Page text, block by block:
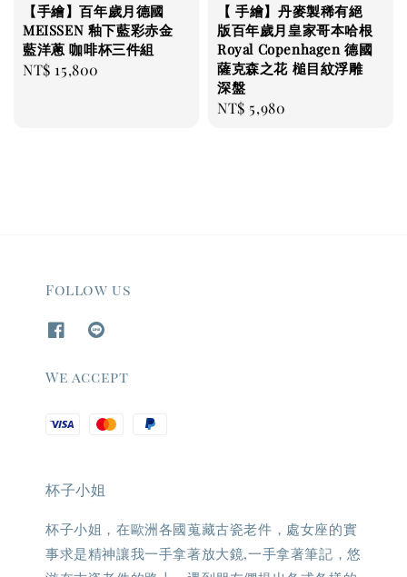
【手繪】百年歲月德國
MEISSEN 釉下藍彩赤金
藍洋蔥 咖啡杯三件組
Regular
NT$ 15,800
【 手繪】丹麥製稀有絕
版百年歲月皇家哥本哈根
Royal Copenhagen 德國
薩克森之花 槌目紋浮雕
深盤
Regular
NT$ 5,980
Follow us
We accept
杯子小姐
杯子小姐，在歐洲各國蒐藏古瓷老件，處女座的實
事求是精神讓我一手拿著放大鏡,一手拿著筆記，悠